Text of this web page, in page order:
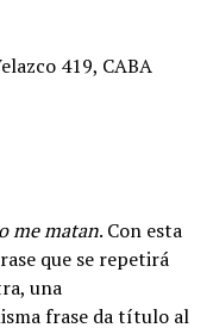
419, CABA
me matan. Con esta
que se repetirá
una
frase da título al